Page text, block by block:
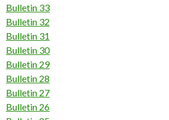
Bulletin 33
Bulletin 32
Bulletin 31
Bulletin 30
Bulletin 29
Bulletin 28
Bulletin 27
Bulletin 26